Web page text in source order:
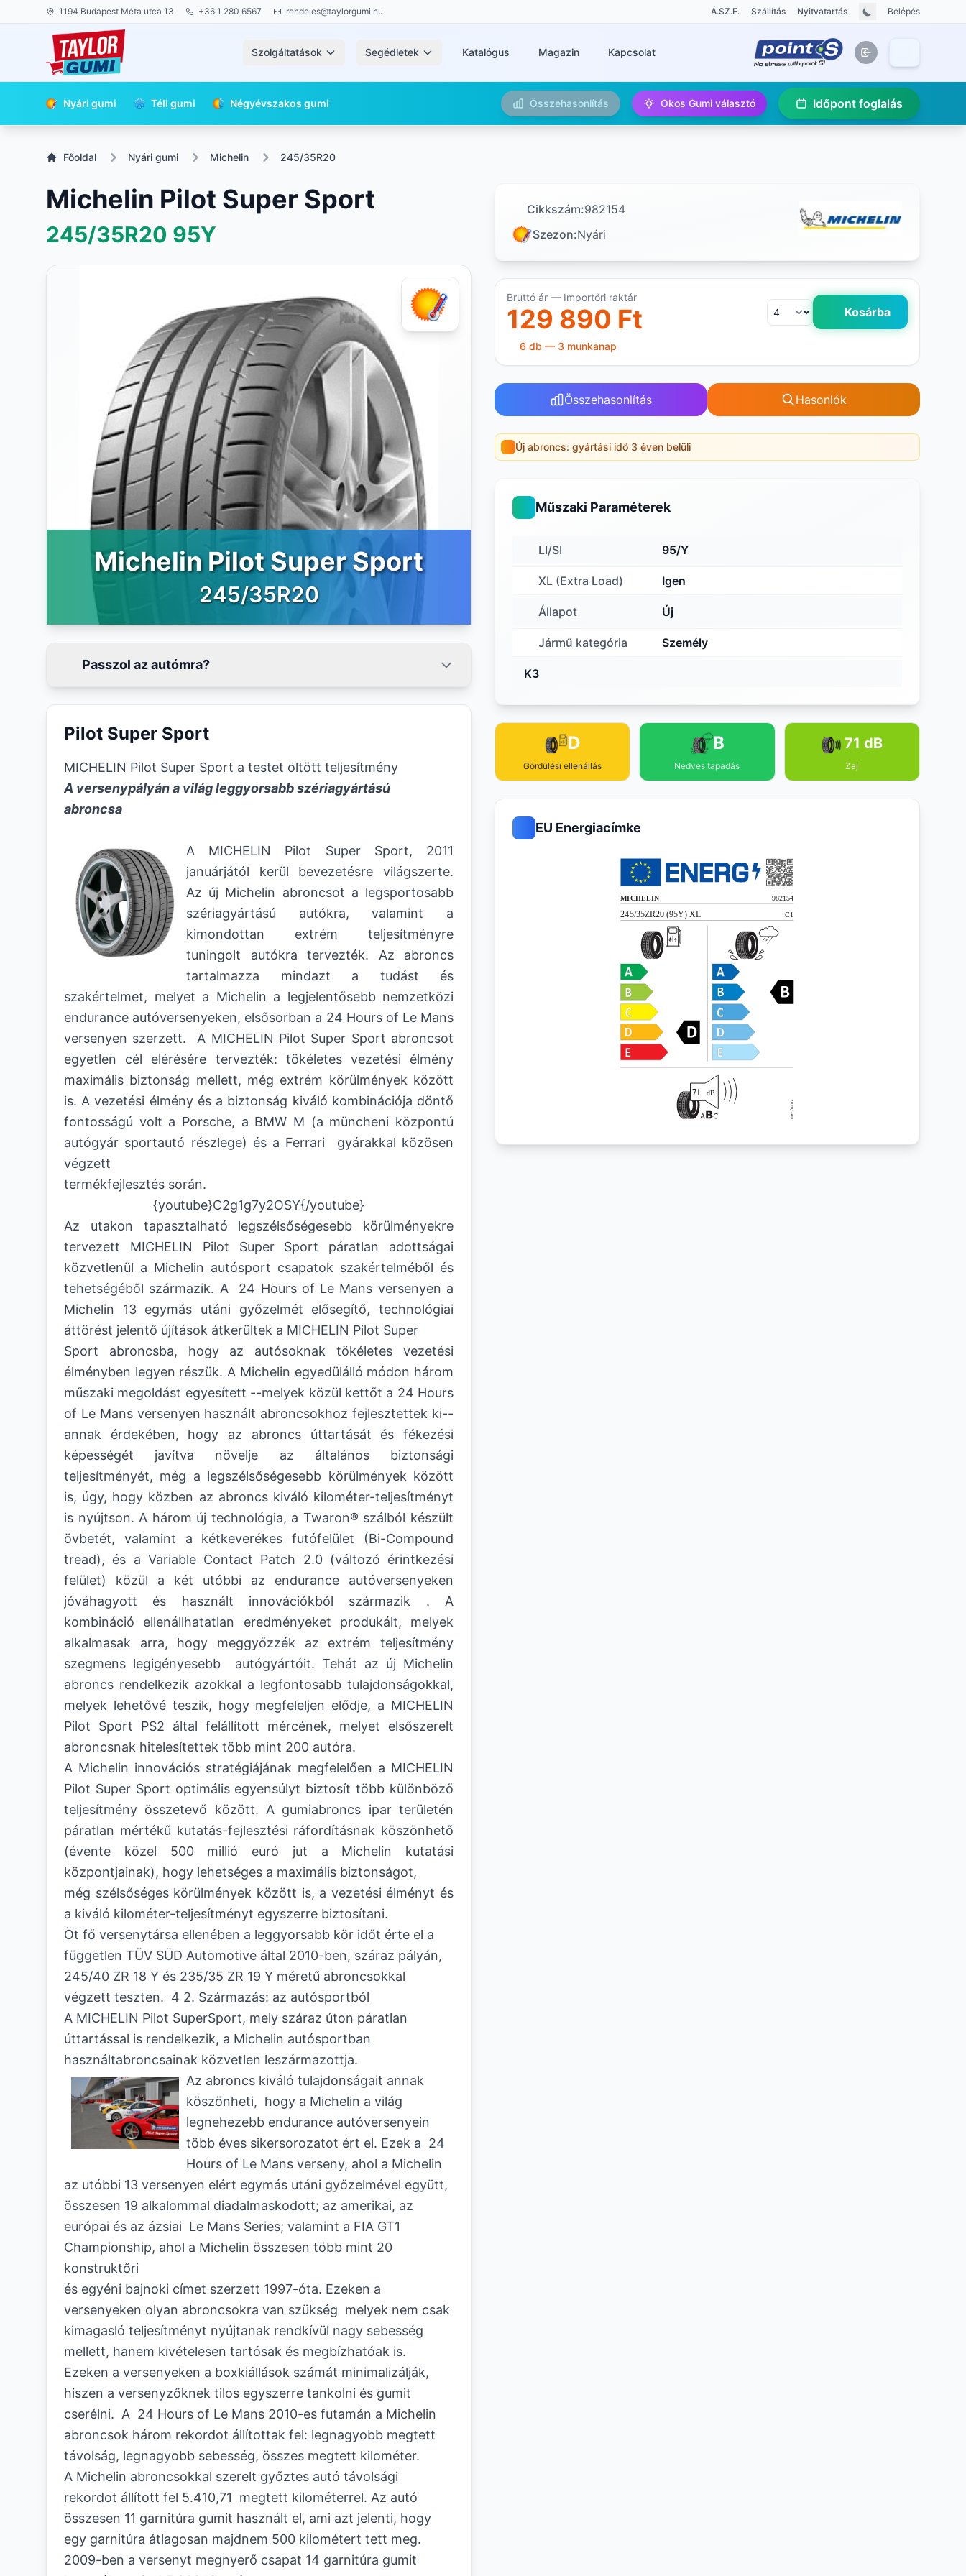
1194 Budapest Méta utca 13 +36 1 280 6567 rendeles@taylorgumi.hu Á.SZ.F. Szállítás Nyitvatartás Belépés
Szolgáltatások Segédletek Katalógus Magazin Kapcsolat
Nyári gumi Téli gumi Négyévszakos gumi Összehasonlítás Okos Gumi választó Időpont foglalás
Főoldal Nyári gumi Michelin 245/35R20
Michelin Pilot Super Sport
245/35R20 95Y
Michelin Pilot Super Sport
245/35R20
Passzol az autómra?
Pilot Super Sport
MICHELIN Pilot Super Sport a testet öltött teljesítmény
A versenypályán a világ leggyorsabb szériagyártású
abroncsa
A MICHELIN Pilot Super Sport, 2011
januárjától kerül bevezetésre világszerte.
Az új Michelin abroncsot a legsportosabb
szériagyártású autókra, valamint a
kimondottan extrém teljesítményre
tuningolt autókra tervezték. Az abroncs
tartalmazza mindazt a tudást és
szakértelmet, melyet a Michelin a legjelentősebb nemzetközi
endurance autóversenyeken, elsősorban a 24 Hours of Le Mans
versenyen szerzett. A MICHELIN Pilot Super Sport abroncsot
egyetlen cél elérésére tervezték: tökéletes vezetési élmény
maximális biztonság mellett, még extrém körülmények között
is. A vezetési élmény és a biztonság kiváló kombinációja döntő
fontosságú volt a Porsche, a BMW M (a müncheni központú
autógyár sportautó részlege) és a Ferrari gyárakkal közösen
végzett
termékfejlesztés során.
{youtube}C2g1g7y2OSY{/youtube}
Az utakon tapasztalható legszélsőségesebb körülményekre
tervezett MICHELIN Pilot Super Sport páratlan adottságai
közvetlenül a Michelin autósport csapatok szakértelméből és
tehetségéből származik. A 24 Hours of Le Mans versenyen a
Michelin 13 egymás utáni győzelmét elősegítő, technológiai
áttörést jelentő újítások átkerültek a MICHELIN Pilot Super
Sport abroncsba, hogy az autósoknak tökéletes vezetési
élményben legyen részük. A Michelin egyedülálló módon három
műszaki megoldást egyesített --melyek közül kettőt a 24 Hours
of Le Mans versenyen használt abroncsokhoz fejlesztettek ki--
annak érdekében, hogy az abroncs úttartását és fékezési
képességét javítva növelje az általános biztonsági
teljesítményét, még a legszélsőségesebb körülmények között
is, úgy, hogy közben az abroncs kiváló kilométer-teljesítményt
is nyújtson. A három új technológia, a Twaron® szálból készült
övbetét, valamint a kétkeverékes futófelület (Bi-Compound
tread), és a Variable Contact Patch 2.0 (változó érintkezési
felület) közül a két utóbbi az endurance autóversenyeken
jóváhagyott és használt innovációkból származik . A
kombináció ellenállhatatlan eredményeket produkált, melyek
alkalmasak arra, hogy meggyőzzék az extrém teljesítmény
szegmens legigényesebb autógyártóit. Tehát az új Michelin
abroncs rendelkezik azokkal a legfontosabb tulajdonságokkal,
melyek lehetővé teszik, hogy megfeleljen elődje, a MICHELIN
Pilot Sport PS2 által felállított mércének, melyet elsőszerelt
abroncsnak hitelesítettek több mint 200 autóra.
A Michelin innovációs stratégiájának megfelelően a MICHELIN
Pilot Super Sport optimális egyensúlyt biztosít több különböző
teljesítmény összetevő között. A gumiabroncs ipar területén
páratlan mértékű kutatás-fejlesztési ráfordításnak köszönhető
(évente közel 500 millió euró jut a Michelin kutatási
központjainak), hogy lehetséges a maximális biztonságot,
még szélsőséges körülmények között is, a vezetési élményt és
a kiváló kilométer-teljesítményt egyszerre biztosítani.
Öt fő versenytársa ellenében a leggyorsabb kör időt érte el a
független TÜV SÜD Automotive által 2010-ben, száraz pályán,
245/40 ZR 18 Y és 235/35 ZR 19 Y méretű abroncsokkal
végzett teszten. 4 2. Származás: az autósportból
A MICHELIN Pilot SuperSport, mely száraz úton páratlan
úttartással is rendelkezik, a Michelin autósportban
használtabroncsainak közvetlen leszármazottja.
Az abroncs kiváló tulajdonságait annak
köszönheti, hogy a Michelin a világ
legnehezebb endurance autóversenyein
több éves sikersorozatot ért el. Ezek a 24
Hours of Le Mans verseny, ahol a Michelin
az utóbbi 13 versenyen elért egymás utáni győzelmével együtt,
összesen 19 alkalommal diadalmaskodott; az amerikai, az
európai és az ázsiai Le Mans Series; valamint a FIA GT1
Championship, ahol a Michelin összesen több mint 20
konstruktőri
és egyéni bajnoki címet szerzett 1997-óta. Ezeken a
versenyeken olyan abroncsokra van szükség melyek nem csak
kimagasló teljesítményt nyújtanak rendkívül nagy sebesség
mellett, hanem kivételesen tartósak és megbízhatóak is.
Ezeken a versenyeken a boxkiállások számát minimalizálják,
hiszen a versenyzőknek tilos egyszerre tankolni és gumit
cserélni. A 24 Hours of Le Mans 2010-es futamán a Michelin
abroncsok három rekordot állítottak fel: legnagyobb megtett
távolság, legnagyobb sebesség, összes megtett kilométer.
A Michelin abroncsokkal szerelt győztes autó távolsági
rekordot állított fel 5.410,71 megtett kilométerrel. Az autó
összesen 11 garnitúra gumit használt el, ami azt jelenti, hogy
egy garnitúra átlagosan majdnem 500 kilométert tett meg.
2009-ben a versenyt megnyerő csapat 14 garnitúra gumit
Cikkszám:982154
Szezon:Nyári
Bruttó ár — Importőri raktár
129 890 Ft Kosárba
6 db — 3 munkanap
Összehasonlítás Hasonlók
Új abroncs: gyártási idő 3 éven belüli
Műszaki Paraméterek
LI/SI 95/Y
XL (Extra Load) Igen
Állapot Új
Jármű kategória Személy
K3
D
Gördülési ellenállás
B
Nedves tapadás
71 dB
Zaj
EU Energiacímke